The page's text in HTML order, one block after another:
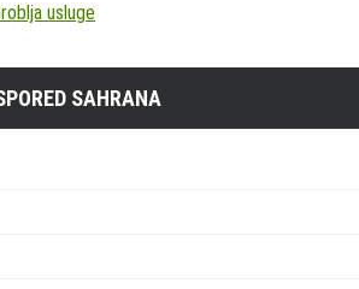
usluge
SAHRANA